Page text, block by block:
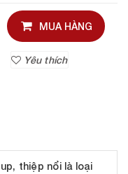
MUA HÀNG
Yêu thích
thiệp nổi là loại